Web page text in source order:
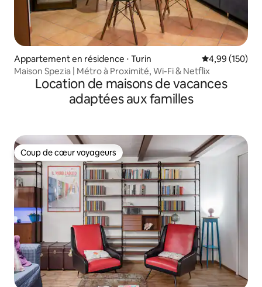
Appartement en résidence ⋅ Turin Évaluation
4,99 (150)
Maison Spezia | Métro à Proximité, Wi-Fi & Netflix
Location de maisons de vacances
adaptées aux familles
Coup de cœur voyageurs
Coup de cœur voyageurs